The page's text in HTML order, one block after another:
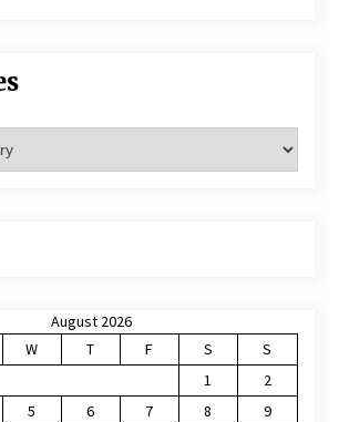
August 2026
W T F S
S
1
2
5 6 7 8
9